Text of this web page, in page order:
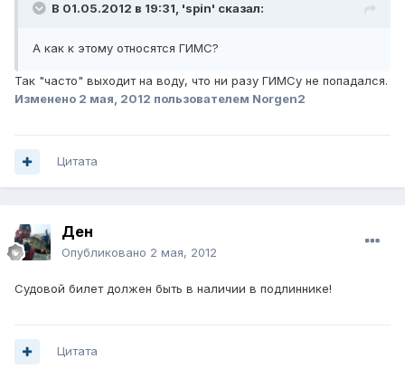
В 01.05.2012 в 19:31, 'spin' сказал:
А как к этому относятся ГИМС?
Так "часто" выходит на воду, что ни разу ГИМСу не попадался.
Изменено 2 мая, 2012 пользователем Norgen2
Цитата
Ден
Опубликовано 2 мая, 2012
Судовой билет должен быть в наличии в подлиннике!
Цитата